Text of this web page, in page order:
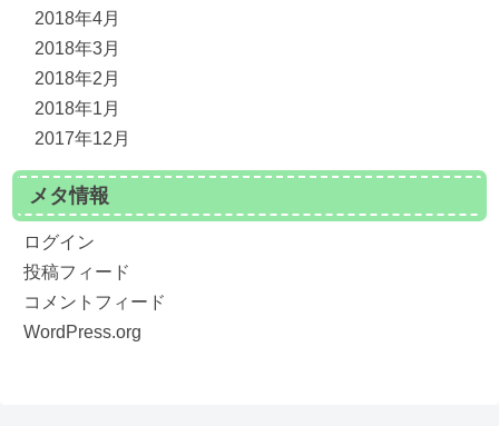
2018年4月
2018年3月
2018年2月
2018年1月
2017年12月
メタ情報
ログイン
投稿フィード
コメントフィード
WordPress.org